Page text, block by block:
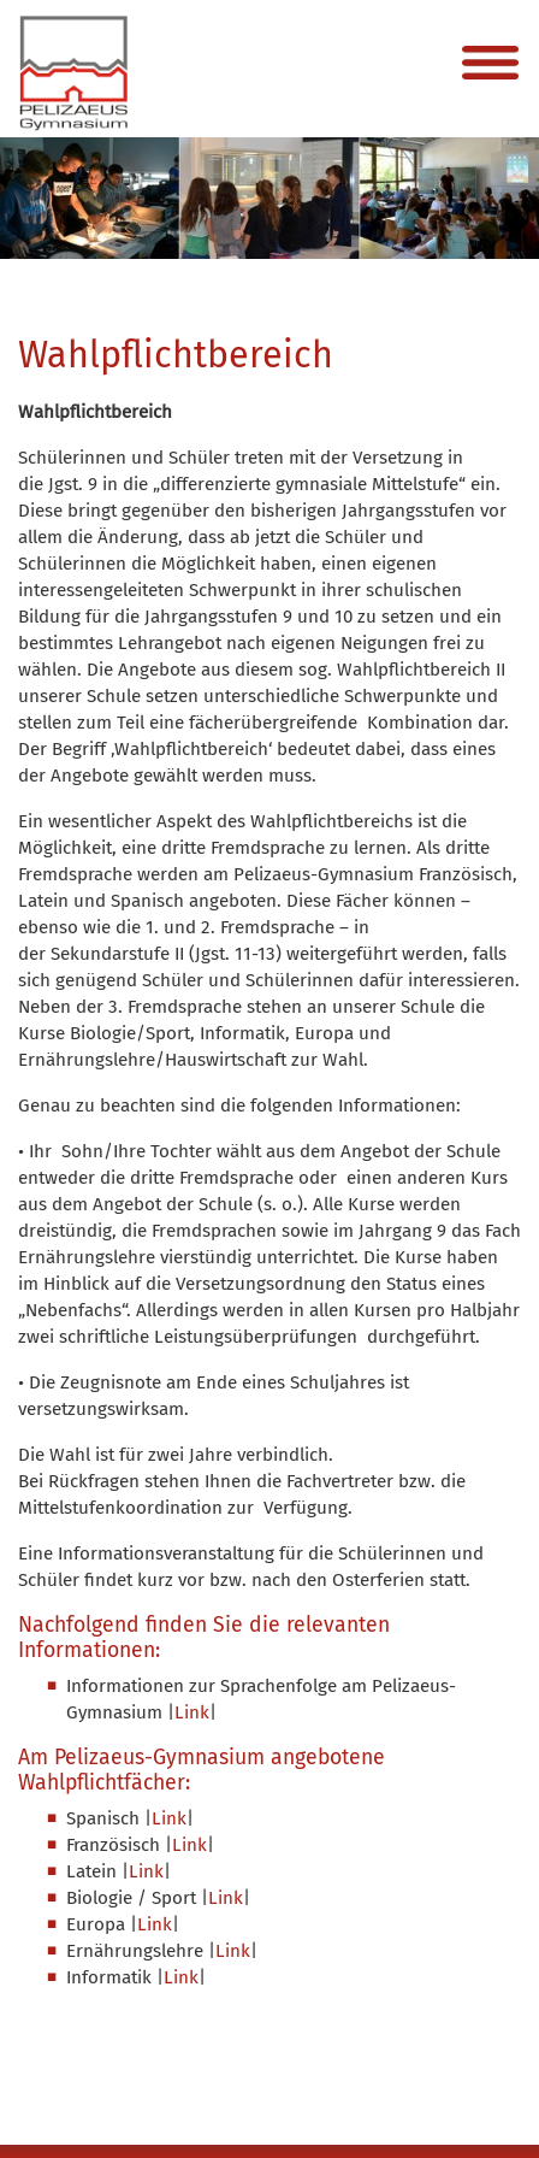
Wahlpflichtbereich
Wahlpflichtbereich
Schülerinnen und Schüler treten mit der Versetzung in
die Jgst. 9 in die „differenzierte gymnasiale Mittelstufe“ ein.
Diese bringt gegenüber den bisherigen Jahrgangsstufen vor
allem die Änderung, dass ab jetzt die Schüler und
Schülerinnen die Möglichkeit haben, einen eigenen
interessengeleiteten Schwerpunkt in ihrer schulischen
Bildung für die Jahrgangsstufen 9 und 10 zu setzen und ein
bestimmtes Lehrangebot nach eigenen Neigungen frei zu
wählen. Die Angebote aus diesem sog. Wahlpflichtbereich II
unserer Schule setzen unterschiedliche Schwerpunkte und
stellen zum Teil eine fächerübergreifende Kombination dar.
Der Begriff ‚Wahlpflichtbereich‘ bedeutet dabei, dass eines
der Angebote gewählt werden muss.
Ein wesentlicher Aspekt des Wahlpflichtbereichs ist die
Möglichkeit, eine dritte Fremdsprache zu lernen. Als dritte
Fremdsprache werden am Pelizaeus-Gymnasium Französisch,
Latein und Spanisch angeboten. Diese Fächer können –
ebenso wie die 1. und 2. Fremdsprache – in
der Sekundarstufe II (Jgst. 11-13) weitergeführt werden, falls
sich genügend Schüler und Schülerinnen dafür interessieren.
Neben der 3. Fremdsprache stehen an unserer Schule die
Kurse Biologie/Sport, Informatik, Europa und
Ernährungslehre/Hauswirtschaft zur Wahl.
Genau zu beachten sind die folgenden Informationen:
• Ihr Sohn/Ihre Tochter wählt aus dem Angebot der Schule
entweder die dritte Fremdsprache oder einen anderen Kurs
aus dem Angebot der Schule (s. o.). Alle Kurse werden
dreistündig, die Fremdsprachen sowie im Jahrgang 9 das Fach
Ernährungslehre vierstündig unterrichtet. Die Kurse haben
im Hinblick auf die Versetzungsordnung den Status eines
„Nebenfachs“. Allerdings werden in allen Kursen pro Halbjahr
zwei schriftliche Leistungsüberprüfungen durchgeführt.
• Die Zeugnisnote am Ende eines Schuljahres ist
versetzungswirksam.
Die Wahl ist für zwei Jahre verbindlich.
Bei Rückfragen stehen Ihnen die Fachvertreter bzw. die
Mittelstufenkoordination zur Verfügung.
Eine Informationsveranstaltung für die Schülerinnen und
Schüler findet kurz vor bzw. nach den Osterferien statt.
Nachfolgend finden Sie die relevanten
Informationen:
Informationen zur Sprachenfolge am Pelizaeus-
Gymnasium | Link
Am Pelizaeus-Gymnasium angebotene
Wahlpflichtfächer:
Spanisch | Link
Französisch | Link
Latein
Link
Biologie / Sport | Link
Europa | Link
Ernährungslehre | Link
Informatik | Link